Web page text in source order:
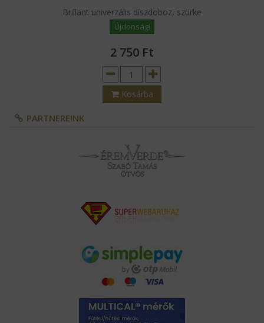
Brillant univerzális díszdoboz, szürke
Újdonság!
2 750 Ft
Kosárba
PARTNEREINK